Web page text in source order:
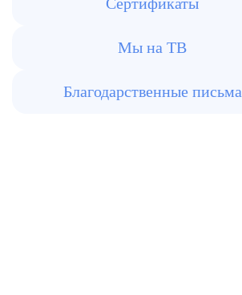
Мы на ТВ
Благодарственные письма